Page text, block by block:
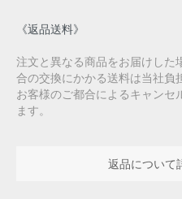
《返品送料》
注文と異なる商品をお届けした
合の交換にかかる送料は当社負
お客様のご都合によるキャンセ
ます。
返品について